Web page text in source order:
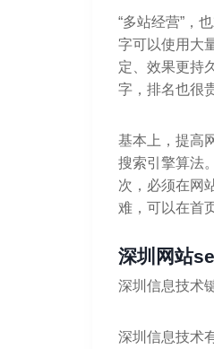
“多站经营”，
字可以使用大
定、效果更持
字，排名也很
基本上，提高
搜索引擎算法
次，必须在网
难，可以在首
深圳网站
深圳信息技术
深圳信息技术